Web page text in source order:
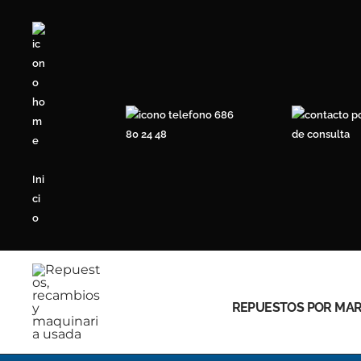
contenido
Ini
ci
o
686
80 24 48
de consulta
REPUESTOS POR